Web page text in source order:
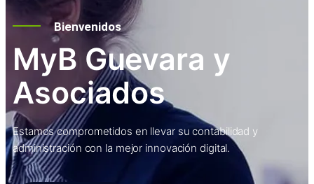
Bienvenidos
MyB Guevara y
Asociados
Estamos comprometidos en llevar su contabilidad y
administración con la mejor innovación digital.